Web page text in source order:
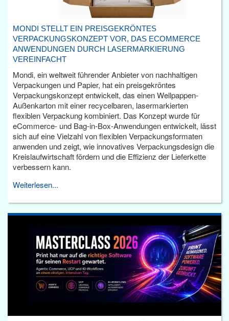
MONDI STELLT EIN PREISGEKRÖNTES
VERPACKUNGSKONZEPT VOR, DAS ECOMMERCE
ANWENDUNGEN DURCH LASERMARKIERUNG
VEREINFACHT
Mondi, ein weltweit führender Anbieter von nachhaltigen
Verpackungen und Papier, hat ein preisgekröntes
Verpackungskonzept entwickelt, das einen Wellpappen-
Außenkarton mit einer recycelbaren, lasermarkierten
flexiblen Verpackung kombiniert. Das Konzept wurde für
eCommerce- und Bag-in-Box-Anwendungen entwickelt, lässt
sich auf eine Vielzahl von flexiblen Verpackungsformaten
anwenden und zeigt, wie innovatives Verpackungsdesign die
Kreislaufwirtschaft fördern und die Effizienz der Lieferkette
verbessern kann.
Weiterlesen...